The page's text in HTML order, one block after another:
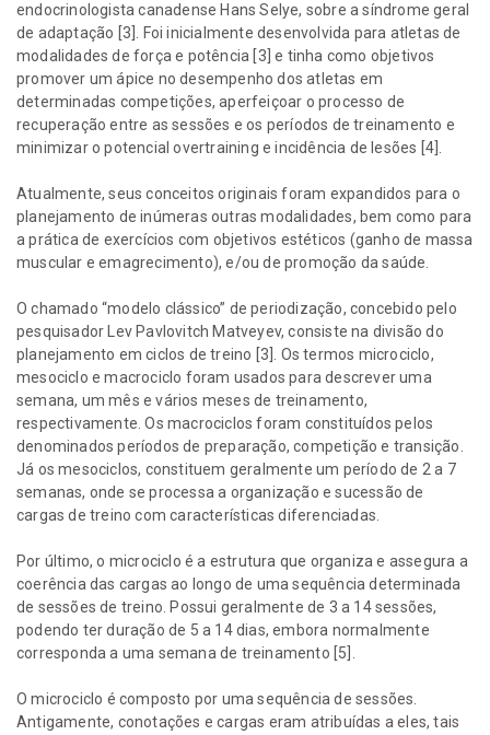
endocrinologista canadense Hans Selye, sobre a síndrome geral
de adaptação [3]. Foi inicialmente desenvolvida para atletas de
modalidades de força e potência [3] e tinha como objetivos
promover um ápice no desempenho dos atletas em
determinadas competições, aperfeiçoar o processo de
recuperação entre as sessões e os períodos de treinamento e
minimizar o potencial overtraining e incidência de lesões [4].
Atualmente, seus conceitos originais foram expandidos para o
planejamento de inúmeras outras modalidades, bem como para
a prática de exercícios com objetivos estéticos (ganho de massa
muscular e emagrecimento), e/ou de promoção da saúde.
O chamado “modelo clássico” de periodização, concebido pelo
pesquisador Lev Pavlovitch Matveyev, consiste na divisão do
planejamento em ciclos de treino [3]. Os termos microciclo,
mesociclo e macrociclo foram usados para descrever uma
semana, um mês e vários meses de treinamento,
respectivamente. Os macrociclos foram constituídos pelos
denominados períodos de preparação, competição e transição.
Já os mesociclos, constituem geralmente um período de 2 a 7
semanas, onde se processa a organização e sucessão de
cargas de treino com características diferenciadas.
Por último, o microciclo é a estrutura que organiza e assegura a
coerência das cargas ao longo de uma sequência determinada
de sessões de treino. Possui geralmente de 3 a 14 sessões,
podendo ter duração de 5 a 14 dias, embora normalmente
corresponda a uma semana de treinamento [5].
O microciclo é composto por uma sequência de sessões.
Antigamente, conotações e cargas eram atribuídas a eles, tais